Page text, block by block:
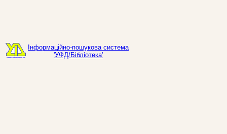
Інформаційно-пошукова система
'УФД/Бібліотека'